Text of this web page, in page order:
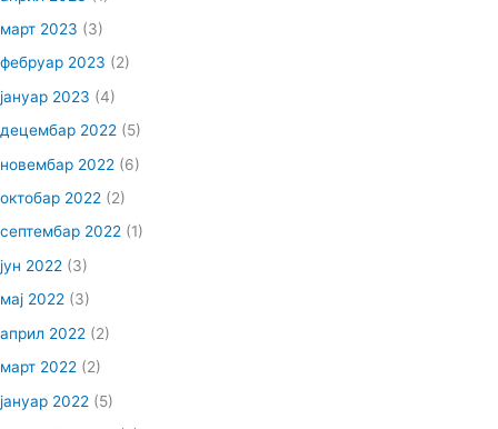
март 2023 (3)
фебруар 2023 (2)
јануар 2023 (4)
децембар 2022 (5)
новембар 2022 (6)
октобар 2022 (2)
септембар 2022 (1)
јун 2022 (3)
мај 2022 (3)
април 2022 (2)
март 2022 (2)
јануар 2022 (5)